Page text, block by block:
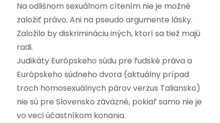
Na odlišnom sexuálnom cítením nie je možné
založiť právo. Ani na pseudo argumente lásky.
Založilo by diskrimináciu iných, ktorí sa tiež majú
radi.
Judikáty Európskeho súdu pre ľudské práva a
Európskeho súdneho dvora (aktuálny prípad
troch homosexuálnych párov verzus Taliansko)
nie sú pre Slovensko záväzné, pokiaľ samo nie je
vo veci účastníkom konania.